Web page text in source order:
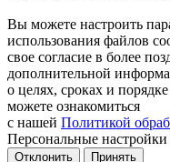
Вы можете настроить
использования файлов
свое согласие в более
дополнительной
о целях, сроках и
можете ознакомиться
с нашей Политикой
Персональные
Отклонить Принять